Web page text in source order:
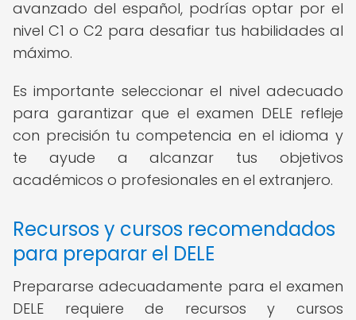
avanzado del español, podrías optar por el
nivel C1 o C2 para desafiar tus habilidades al
máximo.
Es importante seleccionar el nivel adecuado
para garantizar que el examen DELE refleje
con precisión tu competencia en el idioma y
te ayude a alcanzar tus objetivos
académicos o profesionales en el extranjero.
Recursos y cursos recomendados
para preparar el DELE
Prepararse adecuadamente para el examen
DELE requiere de recursos y cursos